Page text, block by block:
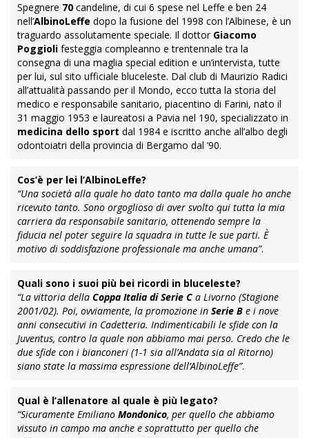
Spegnere 70 candeline, di cui 6 spese nel Leffe e ben 24
nell’AlbinoLeffe dopo la fusione del 1998 con l’Albinese, è un
traguardo assolutamente speciale. Il dottor Giacomo
Poggioli festeggia compleanno e trentennale tra la
consegna di una maglia special edition e un’intervista, tutte
per lui, sul sito ufficiale bluceleste. Dal club di Maurizio Radici
all’attualità passando per il Mondo, ecco tutta la storia del
medico e responsabile sanitario, piacentino di Farini, nato il
31 maggio 1953 e laureatosi a Pavia nel 190, specializzato in
medicina dello sport dal 1984 e iscritto anche all’albo degli
odontoiatri della provincia di Bergamo dal ’90.
Cos’è per lei l’AlbinoLeffe?
“Una società alla quale ho dato tanto ma dalla quale ho anche
ricevuto tanto. Sono orgoglioso di aver svolto qui tutta la mia
carriera da responsabile sanitario, ottenendo sempre la
fiducia nel poter seguire la squadra in tutte le sue parti. È
motivo di soddisfazione professionale ma anche umana”.
Quali sono i suoi più bei ricordi in bluceleste?
“La vittoria della Coppa Italia di Serie C a Livorno (Stagione
2001/02). Poi, ovviamente, la promozione in Serie B e i nove
anni consecutivi in Cadetteria. Indimenticabili le sfide con la
Juventus, contro la quale non abbiamo mai perso. Credo che le
due sfide con i bianconeri (1-1 sia all’Andata sia al Ritorno)
siano state la massima espressione dell’AlbinoLeffe”.
Qual è l’allenatore al quale è più legato?
“Sicuramente Emiliano Mondonico, per quello che abbiamo
vissuto in campo ma anche e soprattutto per quello che